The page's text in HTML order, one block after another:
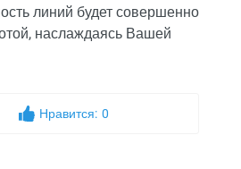
линий будет совершенно
наслаждаясь Вашей
Нравится: 0